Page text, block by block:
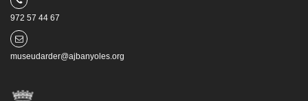
972 57 44 67
museudarder@ajbanyoles.org